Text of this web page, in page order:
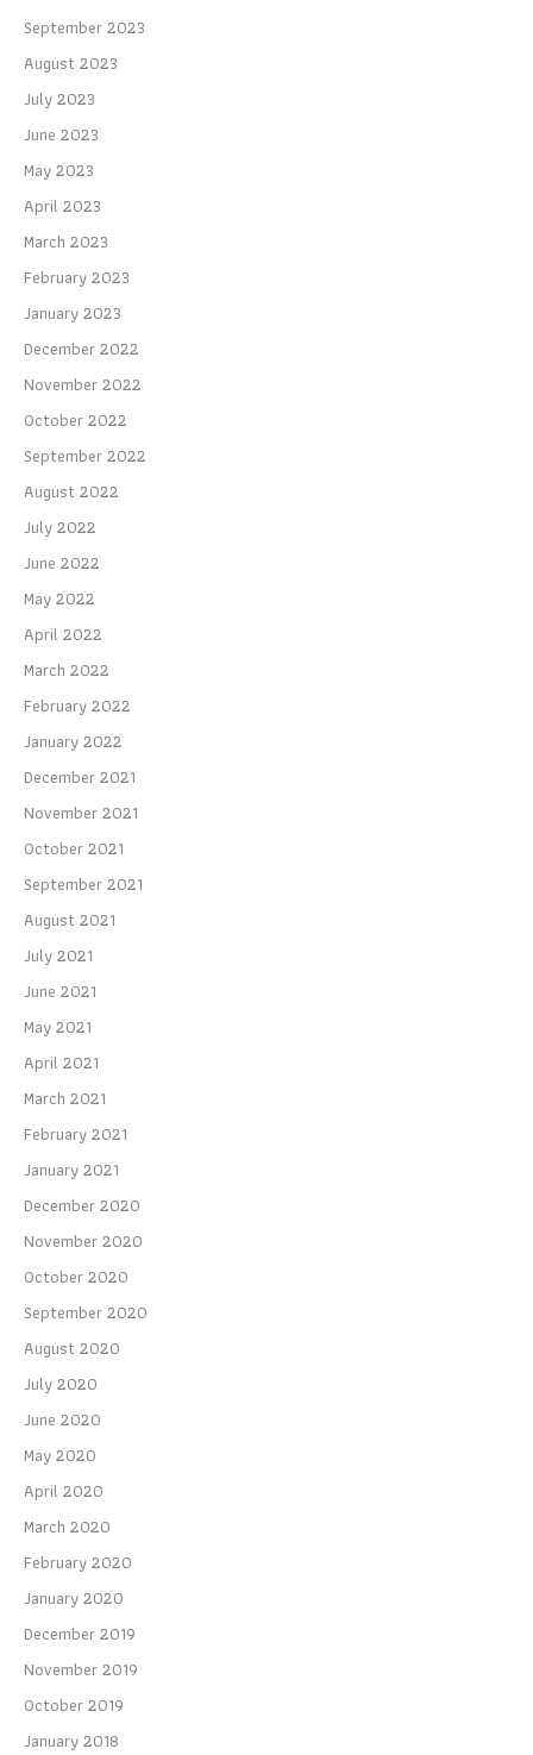
September 2023
August 2023
July 2023
June 2023
May 2023
April 2023
March 2023
February 2023
January 2023
December 2022
November 2022
October 2022
September 2022
August 2022
July 2022
June 2022
May 2022
April 2022
March 2022
February 2022
January 2022
December 2021
November 2021
October 2021
September 2021
August 2021
July 2021
June 2021
May 2021
April 2021
March 2021
February 2021
January 2021
December 2020
November 2020
October 2020
September 2020
August 2020
July 2020
June 2020
May 2020
April 2020
March 2020
February 2020
January 2020
December 2019
November 2019
October 2019
January 2018